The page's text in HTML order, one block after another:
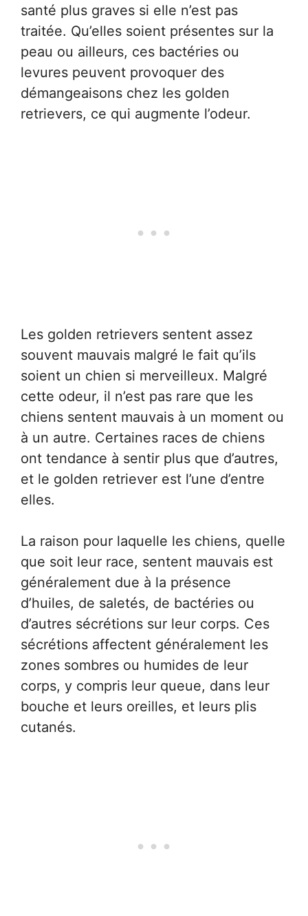
santé plus graves si elle n’est pas
traitée. Qu’elles soient présentes sur la
peau ou ailleurs, ces bactéries ou
levures peuvent provoquer des
démangeaisons chez les golden
retrievers, ce qui augmente l’odeur.
Les golden retrievers sentent assez
souvent mauvais malgré le fait qu’ils
soient un chien si merveilleux. Malgré
cette odeur, il n’est pas rare que les
chiens sentent mauvais à un moment ou
à un autre. Certaines races de chiens
ont tendance à sentir plus que d’autres,
et le golden retriever est l’une d’entre
elles.
La raison pour laquelle les chiens, quelle
que soit leur race, sentent mauvais est
généralement due à la présence
d’huiles, de saletés, de bactéries ou
d’autres sécrétions sur leur corps. Ces
sécrétions affectent généralement les
zones sombres ou humides de leur
corps, y compris leur queue, dans leur
bouche et leurs oreilles, et leurs plis
cutanés.